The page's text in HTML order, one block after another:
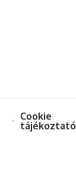
Cookie
tájékoztató